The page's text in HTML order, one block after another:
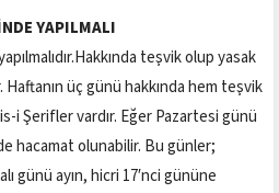
YAPILMALI
teşvik olup yasak
üç günü hakkında hem teşvik
i Şerifler vardır. Eğer Pazartesi günü
hacamat olunabilir. Bu günler;
günü ayın, hicri 17′nci gününe